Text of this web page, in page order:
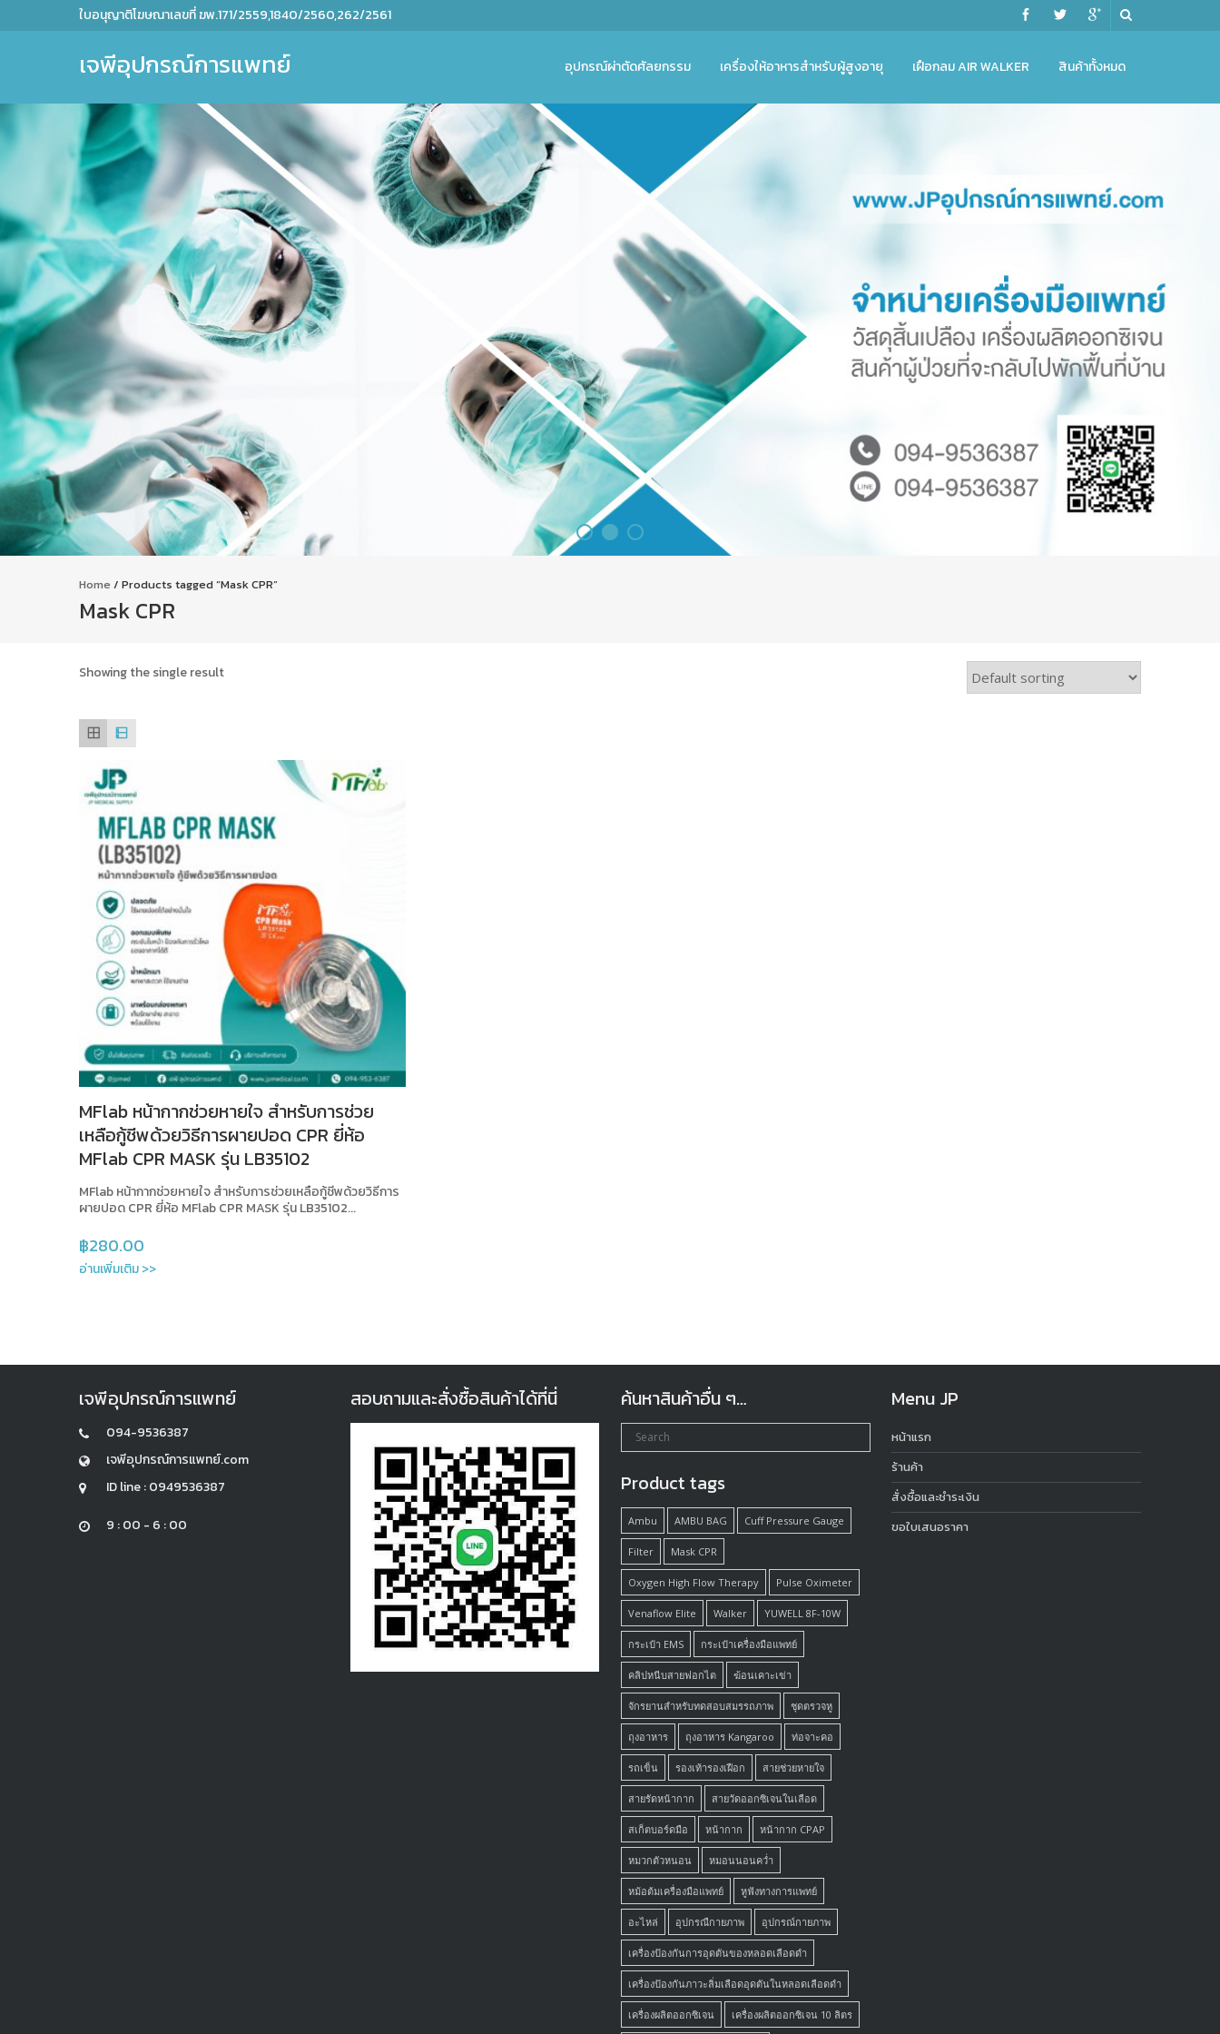
ใบอนุญาติโฆษณาเลขที่ ฆพ.171/2559,1840/2560,262/2561
เจพีอุปกรณ์การแพทย์ อุปกรณ์ผ่าตัดศัลยกรรม เครื่องให้อาหารสำหรับผู้สูงอายุ เฝือกลม AIR WALKER สินค้าทั้งหมด
Home / Products tagged “Mask CPR”
Mask CPR
Showing the single result
MFlab หน้ากากช่วยหายใจ สำหรับการช่วย
เหลือกู้ชีพด้วยวิธีการผายปอด CPR ยี่ห้อ
MFlab CPR MASK รุ่น LB35102
MFlab หน้ากากช่วยหายใจ สำหรับการช่วยเหลือกู้ชีพด้วยวิธีการ
ผายปอด CPR ยี่ห้อ MFlab CPR MASK รุ่น LB35102...
฿280.00
อ่านเพิ่มเติม >>
เจพีอุปกรณ์การแพทย์
094-9536387
เจพีอุปกรณ์การแพทย์.com
ID line : 0949536387
9 : 00 - 6 : 00
สอบถามและสั่งซื้อสินค้าได้ที่นี่ ค้นหาสินค้าอื่น ๆ…
Product tags
Ambu AMBU BAG Cuff Pressure Gauge
Filter Mask CPR
Oxygen High Flow Therapy Pulse Oximeter
Venaflow Elite Walker YUWELL 8F-10W
กระเป๋า EMS กระเป๋าเครื่องมือแพทย์
คลิปหนีบสายฟอกไต ฆ้อนเคาะเข่า
จักรยานสำหรับทดสอบสมรรถภาพ ชุดตรวจหู
ถุงอาหาร ถุงอาหาร Kangaroo ท่อจาะคอ
รถเข็น รองเท้ารองเฝือก สายช่วยหายใจ
สายรัดหน้ากาก สายวัดออกซิเจนในเลือด
สเก็ตบอร์ดมือ หน้ากาก หน้ากาก CPAP
หมวกตัวหนอน หมอนนอนคว่ำ
หม้อต้มเครื่องมือแพทย์ หูฟังทางการแพทย์
อะไหล่ อุปกรณืกายภาพ อุปกรณ์กายภาพ
เครื่องป้องกันการอุดตันของหลอดเลือดดำ
เครื่องป้องกันภาวะลิ่มเลือดอุดตันในหลอดเลือดดำ
เครื่องผลิตออกซิเจน เครื่องผลิตออกซิเจน 10 ลิตร
Menu JP
หน้าแรก
ร้านค้า
สั่งซื้อและชำระเงิน
ขอใบเสนอราคา